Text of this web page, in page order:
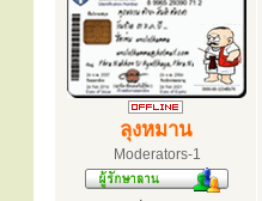
ลุงหมาน
Moderators-1